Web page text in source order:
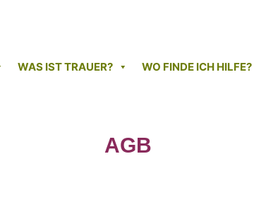
WAS IST TRAUER? WO FINDE ICH HILFE?
AGB